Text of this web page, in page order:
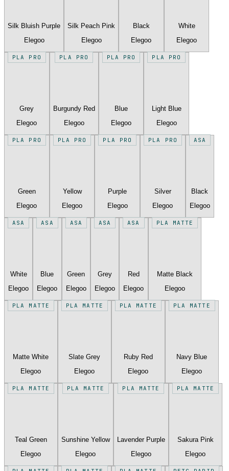
Silk Bluish Purple
Elegoo
Silk Peach Pink
Elegoo
Black
Elegoo
White
Elegoo
PLA PRO
Grey
Elegoo
PLA PRO
Burgundy Red
Elegoo
PLA PRO
Blue
Elegoo
PLA PRO
Light Blue
Elegoo
PLA PRO
Green
Elegoo
PLA PRO
Yellow
Elegoo
PLA PRO
Purple
Elegoo
PLA PRO
Silver
Elegoo
ASA
Black
Elegoo
ASA
White
Elegoo
ASA
Blue
Elegoo
ASA
Green
Elegoo
ASA
Grey
Elegoo
ASA
Red
Elegoo
PLA MATTE
Matte Black
Elegoo
PLA MATTE
Matte White
Elegoo
PLA MATTE
Slate Grey
Elegoo
PLA MATTE
Ruby Red
Elegoo
PLA MATTE
Navy Blue
Elegoo
PLA MATTE
Teal Green
Elegoo
PLA MATTE
Sunshine Yellow
Elegoo
PLA MATTE
Lavender Purple
Elegoo
PLA MATTE
Sakura Pink
Elegoo